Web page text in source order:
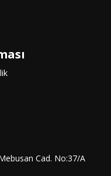
Cad. No:37/A